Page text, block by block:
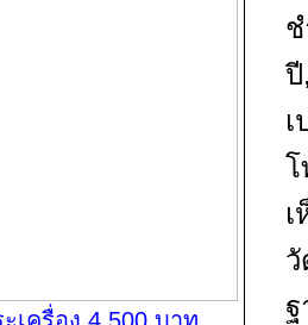
ปี
โ